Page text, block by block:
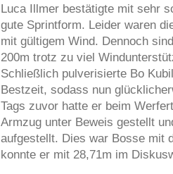
Luca Illmer bestätigte mit sehr
gute Sprintform. Leider waren
mit gültigem Wind. Dennoch
200m trotz zu viel
Schließlich pulverisierte Bo
Bestzeit, sodass nun
Tags zuvor hatte er beim
Armzug unter Beweis gestellt
aufgestellt. Dies war Bosse mit
konnte er mit 28,71m im